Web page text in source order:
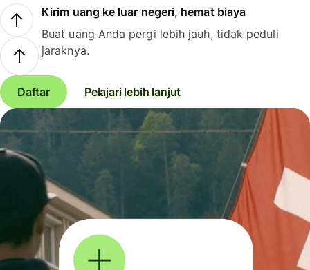
Kirim uang ke luar negeri, hemat biaya
Buat uang Anda pergi lebih jauh, tidak peduli
jaraknya.
Daftar Pelajari lebih lanjut